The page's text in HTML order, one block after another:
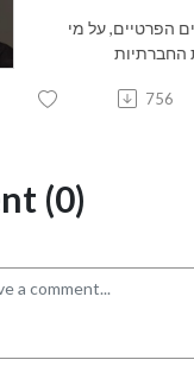
הפרטיים, על מי
756
(0)